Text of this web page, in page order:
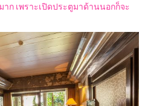
ก เพราะเปิดประตูมาด้านนอกก็จะ